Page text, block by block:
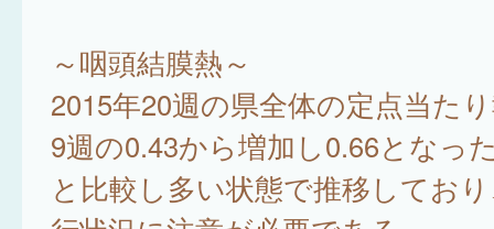
～咽頭結膜熱～
2015年20週の県全体の定点当た
9週の0.43から増加し0.66となっ
と比較し多い状態で推移してお